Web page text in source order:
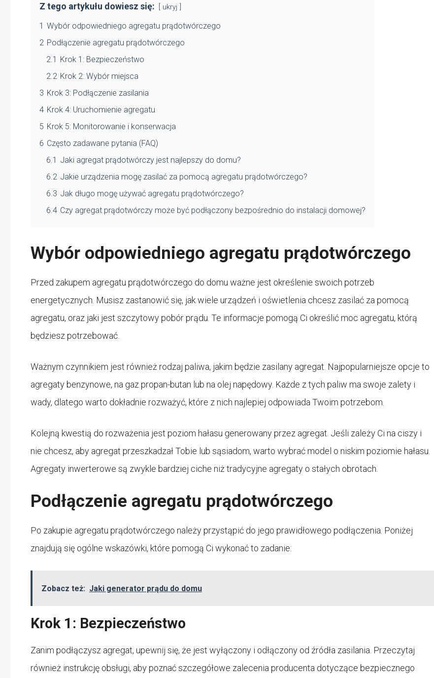
Z tego artykułu dowiesz się: ukryj
1 Wybór odpowiedniego agregatu prądotwórczego
2 Podłączenie agregatu prądotwórczego
2.1 Krok 1: Bezpieczeństwo
2.2 Krok 2: Wybór miejsca
3 Krok 3: Podłączenie zasilania
4 Krok 4: Uruchomienie agregatu
5 Krok 5: Monitorowanie i konserwacja
6 Często zadawane pytania (FAQ)
6.1 Jaki agregat prądotwórczy jest najlepszy do domu?
6.2 Jakie urządzenia mogę zasilać za pomocą agregatu prądotwórczego?
6.3 Jak długo mogę używać agregatu prądotwórczego?
6.4 Czy agregat prądotwórczy może być podłączony bezpośrednio do instalacji domowej?
Wybór odpowiedniego agregatu prądotwórczego
Przed zakupem agregatu prądotwórczego do domu ważne jest określenie swoich potrzeb
energetycznych. Musisz zastanowić się, jak wiele urządzeń i oświetlenia chcesz zasilać za pomocą
agregatu, oraz jaki jest szczytowy pobór prądu. Te informacje pomogą Ci określić moc agregatu, którą
będziesz potrzebować.
Ważnym czynnikiem jest również rodzaj paliwa, jakim będzie zasilany agregat. Najpopularniejsze opcje to
agregaty benzynowe, na gaz propan-butan lub na olej napędowy. Każde z tych paliw ma swoje zalety i
wady, dlatego warto dokładnie rozważyć, które z nich najlepiej odpowiada Twoim potrzebom.
Kolejną kwestią do rozważenia jest poziom hałasu generowany przez agregat. Jeśli zależy Ci na ciszy i
nie chcesz, aby agregat przeszkadzał Tobie lub sąsiadom, warto wybrać model o niskim poziomie hałasu.
Agregaty inwerterowe są zwykle bardziej ciche niż tradycyjne agregaty o stałych obrotach.
Podłączenie agregatu prądotwórczego
Po zakupie agregatu prądotwórczego należy przystąpić do jego prawidłowego podłączenia. Poniżej
znajdują się ogólne wskazówki, które pomogą Ci wykonać to zadanie:
Zobacz też: Jaki generator prądu do domu
Krok 1: Bezpieczeństwo
Zanim podłączysz agregat, upewnij się, że jest wyłączony i odłączony od źródła zasilania. Przeczytaj
również instrukcję obsługi, aby poznać szczegółowe zalecenia producenta dotyczące bezpiecznego